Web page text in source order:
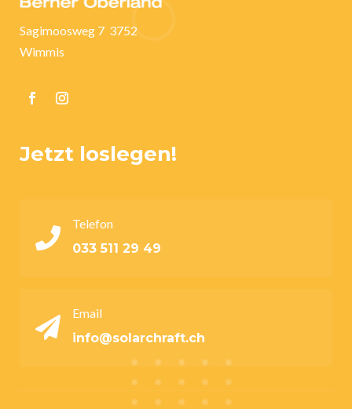
Sagimoosweg 7 3752
Wimmis
Jetzt loslegen!

Telefon
033 511 29 49

Email
info@solarchraft.ch